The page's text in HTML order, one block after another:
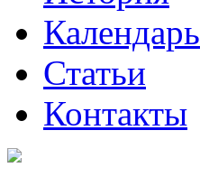
Календарь
Статьи
Контакты